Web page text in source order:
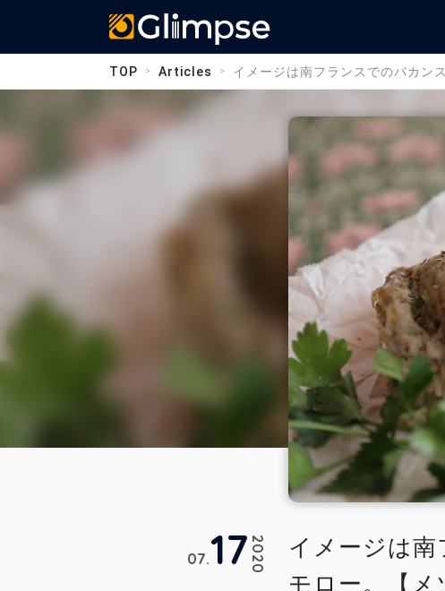
TOP Articles イメージは南フランスでのバカン
イメージは南
モロー。【メ
2020
07 17